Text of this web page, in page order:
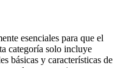
esenciales para que el
categoría solo incluye
básicas y características de